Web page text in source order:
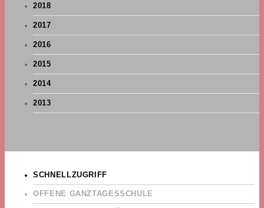
2018
2017
2016
2015
2014
2013
SCHNELLZUGRIFF
OFFENE GANZTAGESSCHULE